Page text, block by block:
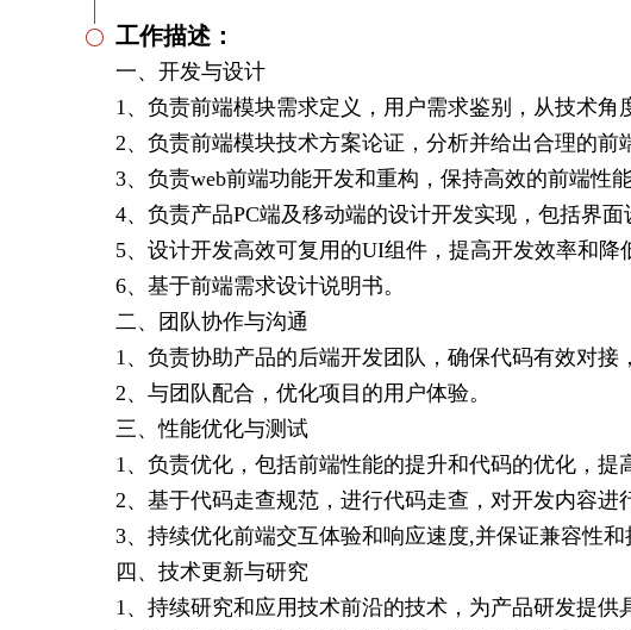
工作描述：
一、开发与设计
1、负责前端模块需求定义，用户需求鉴别，从技术角
2、负责前端模块技术方案论证，分析并给出合理的前
3、负责web前端功能开发和重构，保持高效的前端性
4、负责产品PC端及移动端的设计开发实现，包括界面
5、设计开发高效可复用的UI组件，提高开发效率和降
6、基于前端需求设计说明书。
二、团队协作与沟通
1、负责协助产品的后端开发团队，确保代码有效对接
2、与团队配合，优化项目的用户体验。
三、性能优化与测试
1、负责优化，包括前端性能的提升和代码的优化，提
2、基于代码走查规范，进行代码走查，对开发内容
3、持续优化前端交互体验和响应速度,并保证兼容性和
四、技术更新与研究
1、持续研究和应用技术前沿的技术，为产品研发提供